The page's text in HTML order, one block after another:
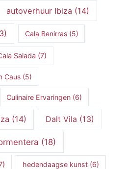
autoverhuur Ibiza (14)
Cala Benirras(5)
Salada(7)
Caus(5)
Culinaire Ervaringen (6)
(14) Dalt Vila (13)
(18)
hedendaagse kunst (6)